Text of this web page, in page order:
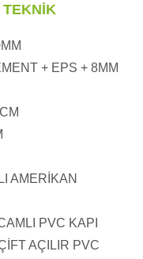
+ EPS + 8MM
AMERİKAN
PVC KAPI
AÇILIR PVC